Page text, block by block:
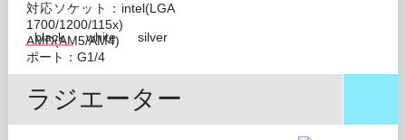
対応ソケット：intel(LGA
1700/1200/115x)
AMD(AM5/AM4)
ポート：G1/4
black white silver
ラジエーター